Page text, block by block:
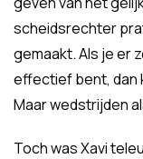
scheidsrechter
gemaakt. Als je er
effectief bent, dan
Maar wedstrijden
Toch was Xavi